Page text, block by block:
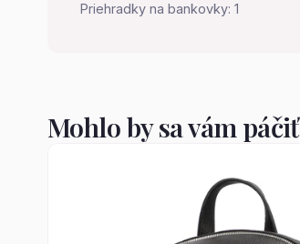
Priehradky na bankovky: 1
Mohlo by sa vám páčiť